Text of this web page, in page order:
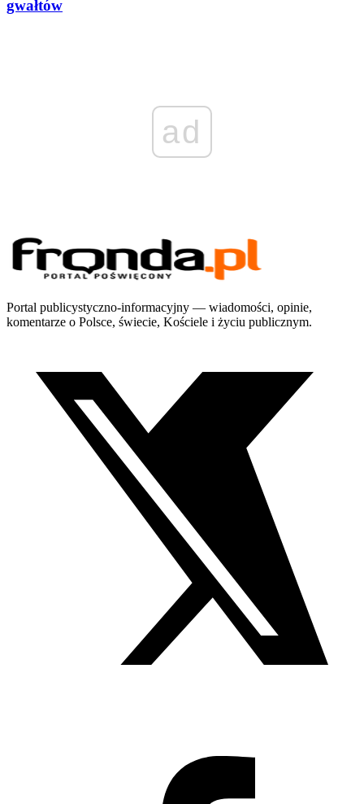
gwałtów
ad
Portal publicystyczno-informacyjny — wiadomości, opinie,
komentarze o Polsce, świecie, Kościele i życiu publicznym.